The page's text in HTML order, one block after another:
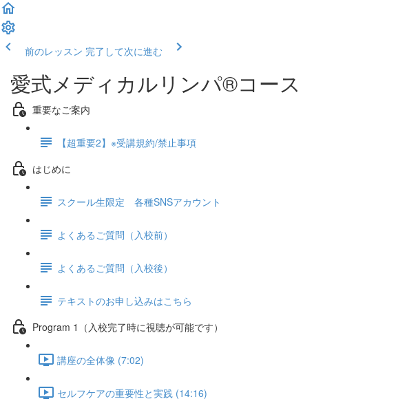
前のレッスン 完了して次に進む
愛式メディカルリンパ®コース
重要なご案内
【超重要2】※受講規約/禁止事項
はじめに
スクール生限定 各種SNSアカウント
よくあるご質問（入校前）
よくあるご質問（入校後）
テキストのお申し込みはこちら
Program 1（入校完了時に視聴が可能です）
講座の全体像 (7:02)
セルフケアの重要性と実践 (14:16)